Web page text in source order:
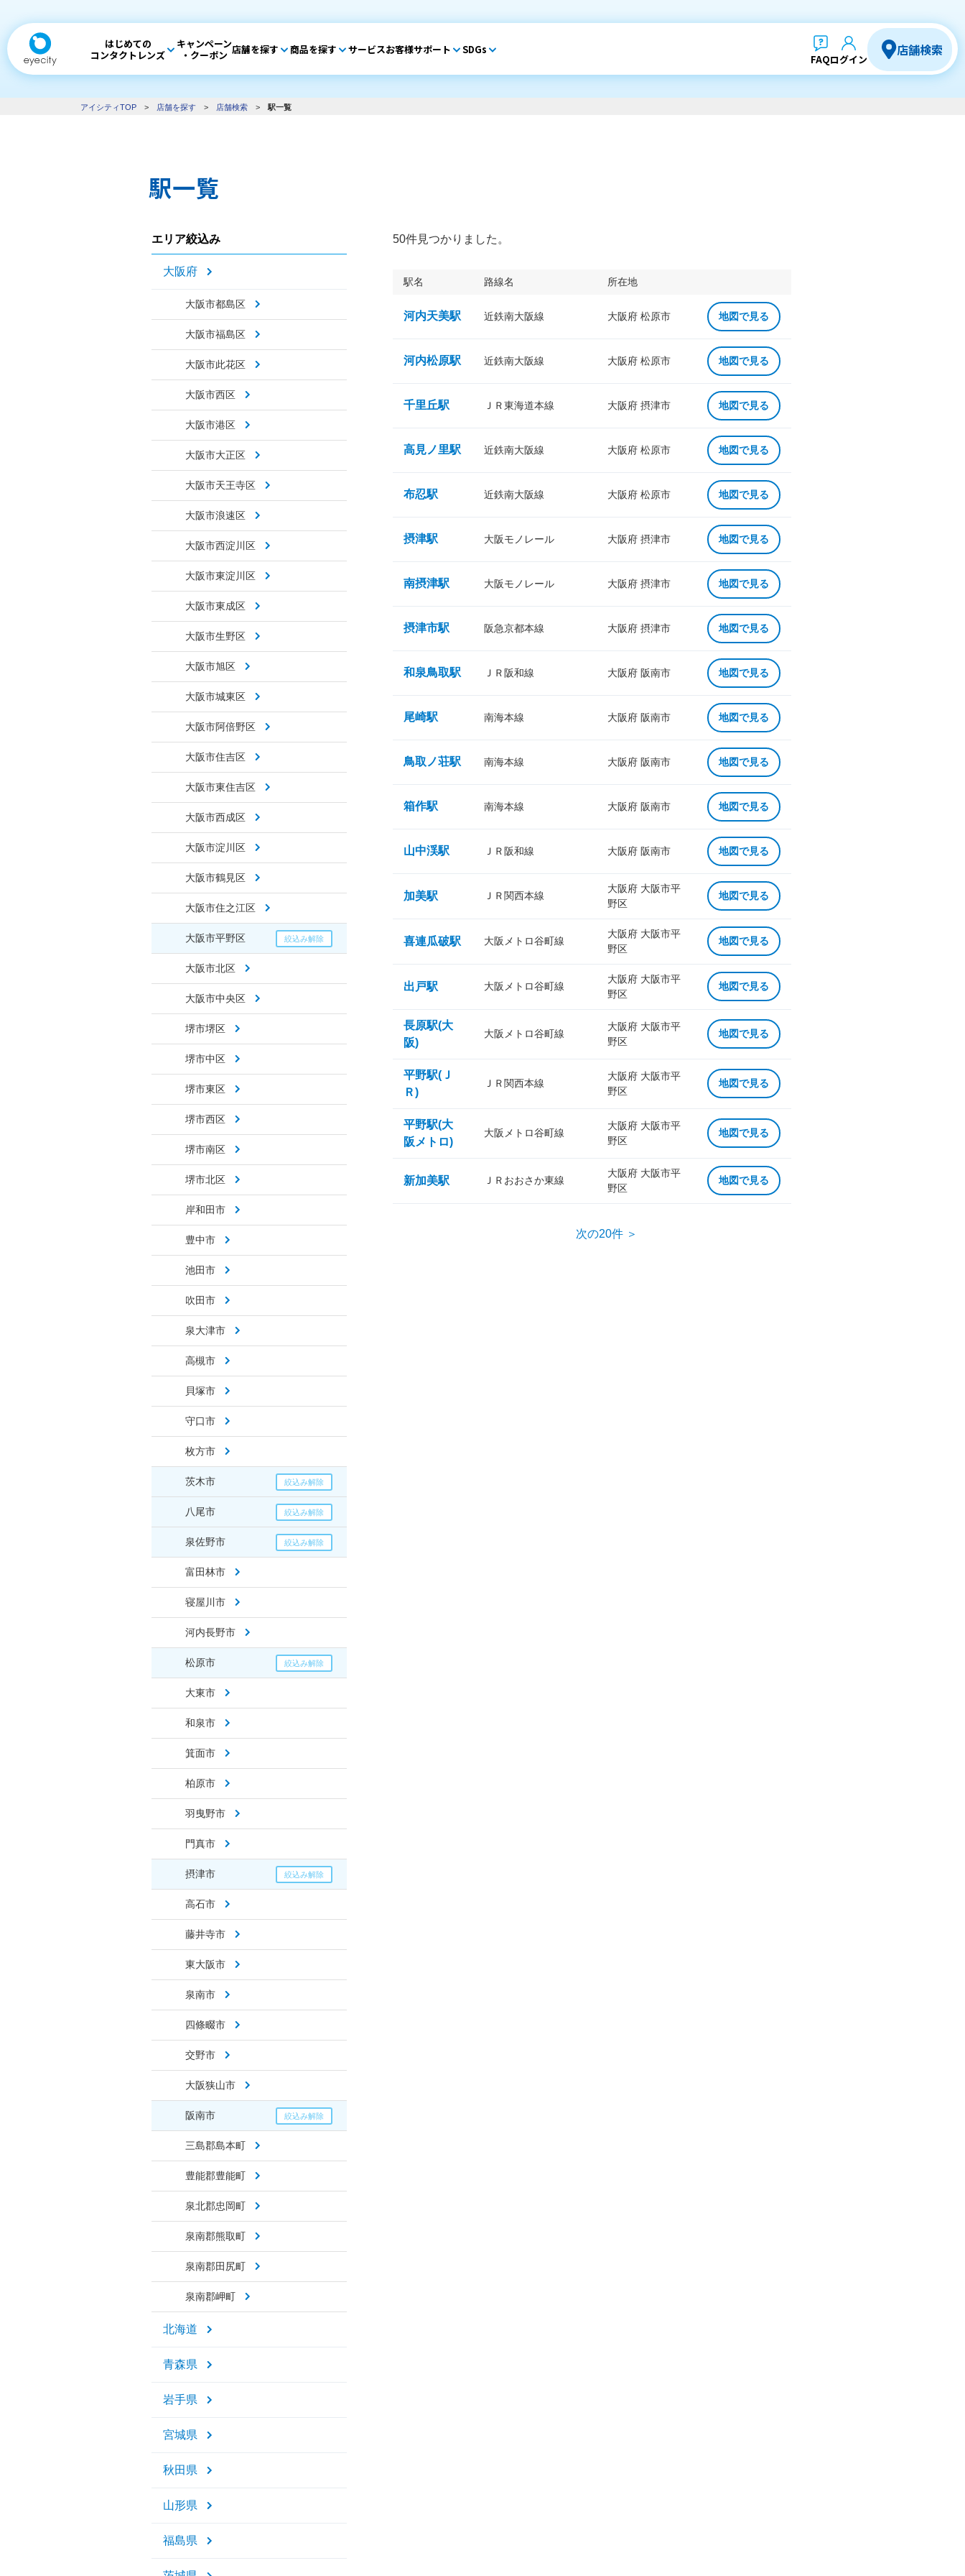
はじめての
コンタクトレンズ
キャンペーン
・クーポン 店舗を探す 商品を探す サービスお客様サポート SDGs
FAQログイン
店舗検索
アイシティTOP > 店舗を探す > 店舗検索 > 駅一覧
駅一覧
エリア絞込み
大阪府
大阪市都島区
大阪市福島区
大阪市此花区
大阪市西区
大阪市港区
大阪市大正区
大阪市天王寺区
大阪市浪速区
大阪市西淀川区
大阪市東淀川区
大阪市東成区
大阪市生野区
大阪市旭区
大阪市城東区
大阪市阿倍野区
大阪市住吉区
大阪市東住吉区
大阪市西成区
大阪市淀川区
大阪市鶴見区
大阪市住之江区
大阪市平野区
大阪市北区
大阪市中央区
堺市堺区
堺市中区
堺市東区
堺市西区
堺市南区
堺市北区
岸和田市
豊中市
池田市
吹田市
泉大津市
高槻市
貝塚市
守口市
枚方市
茨木市
八尾市
泉佐野市
富田林市
寝屋川市
河内長野市
松原市
大東市
和泉市
箕面市
柏原市
羽曳野市
門真市
摂津市
高石市
藤井寺市
東大阪市
泉南市
四條畷市
交野市
大阪狭山市
阪南市
三島郡島本町
豊能郡豊能町
泉北郡忠岡町
泉南郡熊取町
泉南郡田尻町
泉南郡岬町
北海道
青森県
岩手県
宮城県
秋田県
山形県
福島県
50件見つかりました。
駅名 路線名 所在地
河内天美駅 近鉄南大阪線 大阪府 松原市 地図で見る
河内松原駅 近鉄南大阪線 大阪府 松原市 地図で見る
千里丘駅 ＪＲ東海道本線 大阪府 摂津市 地図で見る
高見ノ里駅 近鉄南大阪線 大阪府 松原市 地図で見る
布忍駅 近鉄南大阪線 大阪府 松原市 地図で見る
摂津駅 大阪モノレール 大阪府 摂津市 地図で見る
南摂津駅 大阪モノレール 大阪府 摂津市 地図で見る
摂津市駅 阪急京都本線 大阪府 摂津市 地図で見る
和泉鳥取駅 ＪＲ阪和線 大阪府 阪南市 地図で見る
尾崎駅 南海本線 大阪府 阪南市 地図で見る
鳥取ノ荘駅 南海本線 大阪府 阪南市 地図で見る
箱作駅 南海本線 大阪府 阪南市 地図で見る
山中渓駅 ＪＲ阪和線 大阪府 阪南市 地図で見る
加美駅 ＪＲ関西本線
大阪府 大阪市平
野区
地図で見る
喜連瓜破駅 大阪メトロ谷町線
大阪府 大阪市平
野区
地図で見る
出戸駅 大阪メトロ谷町線
大阪府 大阪市平
野区
地図で見る
長原駅(大
阪)
大阪メトロ谷町線
大阪府 大阪市平
野区
地図で見る
平野駅(Ｊ
Ｒ)
ＪＲ関西本線
大阪府 大阪市平
野区
地図で見る
平野駅(大
阪メトロ)
大阪メトロ谷町線
大阪府 大阪市平
野区
地図で見る
新加美駅 ＪＲおおさか東線
大阪府 大阪市平
野区
地図で見る
次の20件 ＞